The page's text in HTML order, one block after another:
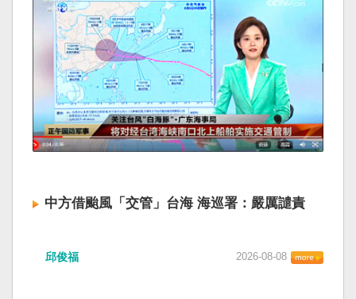
中方借颱風「交管」台海 海巡署：嚴厲譴責
「將對經過台灣海峽南口北上船舶實施交通管
邱俊福 2026-08-08